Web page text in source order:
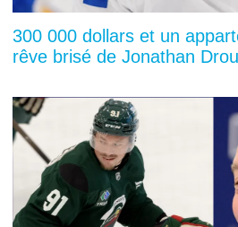
300 000 dollars et un
rêve brisé de Jonathan